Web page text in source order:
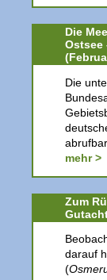
Die
Ostsee
Die
abrufbar.
mehr >
Zum
darauf
(